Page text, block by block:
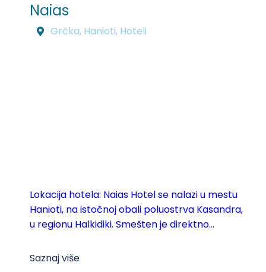
Naias
Grčka, Hanioti, Hoteli
Lokacija hotela: Naias Hotel se nalazi u mestu
Hanioti, na istočnoj obali poluostrva Kasandra,
u regionu Halkidiki. Smešten je direktno...
Saznaj više